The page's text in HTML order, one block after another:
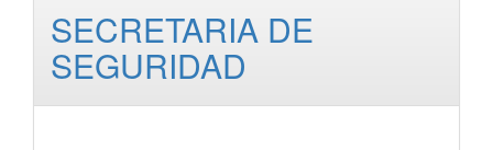
SECRETARIA DE
SEGURIDAD